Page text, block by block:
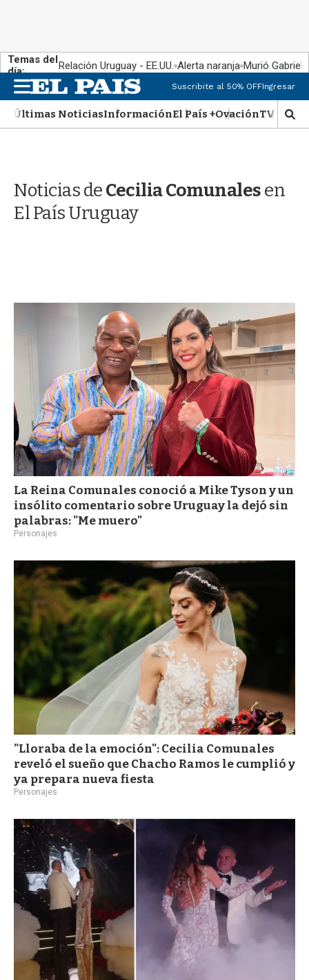
Temas del
día:
Relación Uruguay - EE.UU. Alerta naranja Murió Gabriel
M
e
n
u
Suscribite al 50% OFFIngresar
Últimas NoticiasInformaciónEl País +OvaciónTV Show
M
o
d
a
Noticias deCecilia Comunalesen
El País Uruguay
La Reina Comunales conoció a Mike Tyson y un
insólito comentario sobre Uruguay la dejó sin
palabras: "Me muero"
Personajes
"Lloraba de la emoción": Cecilia Comunales
reveló el sueño que Chacho Ramos le cumplió y
ya prepara nueva fiesta
Personajes